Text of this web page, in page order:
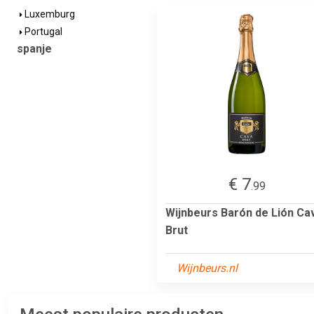
Luxemburg
Portugal
spanje
€ 7.99
Wijnbeurs Barón de Lión
Brut
Wijnbeurs.nl